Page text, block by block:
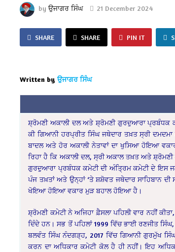
byਉਜਾਗਰ ਸਿੰਘ 21 December 2024
SHARE SHARE PIN IT
Written by ਉਜਾਗਰ ਸਿੰਘ
ਸ਼੍ਰੋਮਣੀ ਅਕਾਲੀ ਦਲ ਅਤੇ ਸ਼੍ਰੋਮਣੀ ਗੁਰਦੁਆਰਾ ਪ੍ਰਬੰਧਕ
ਕੀ ਗਿਆਨੀ ਹਰਪ੍ਰੀਤ ਸਿੰਘ ਜਥੇਦਾਰ ਤਖ਼ਤ ਸ੍ਰੀ
ਬਾਦਲ ਅਤੇ ਹੋਰ ਅਕਾਲੀ ਨੇਤਾਵਾਂ ਦਾ ਖੁਸਿਆ ਹੋਇਆ
ਰਿਹਾ ਹੈ ਕਿ ਅਕਾਲੀ ਦਲ, ਸ੍ਰੀ ਅਕਾਲ ਤਖ਼ਤ ਅਤੇ
ਗੁਰਦੁਆਰਾ ਪ੍ਰਬੰਧਕ ਕਮੇਟੀ ਦੀ ਅੰਤ੍ਰਿਮ ਕਮੇਟੀ ਦੇ ਇਸ
ਪੰਜ ਤਖ਼ਤਾਂ ਅਤੇ ਉਨ੍ਹਾਂ ‘ਤੇ ਸ਼ਸ਼ੋਵਤ ਜਥੇਦਾਰ ਸਾਹਿਬਾਨ
ਖੋਇਆ ਹੋਇਆ ਵਕਾਰ ਮੁੜ ਬਹਾਲ ਹੋਇਆ ਹੈ।
ਸ਼੍ਰੋਮਣੀ ਕਮੇਟੀ ਨੇ ਅਜਿਹਾ ਫ਼ੈਸਲਾ ਪਹਿਲੀ ਵਾਰ ਨਹੀਂ
ਦਿੰਦੇ ਹਨ। ਸਭ ਤੋਂ ਪਹਿਲਾਂ 1999 ਵਿੱਚ ਭਾਈ ਰਣਜੀਤ
ਬਲਵੰਤ ਸਿੰਘ ਨੰਦਗੜ੍ਹ, 2017 ਵਿੱਚ ਗਿਆਨੀ ਗੁਰਮੁੱਖ
ਕਰਨ ਦਾ ਅਧਿਕਾਰ ਕਮੇਟੀ ਕੋਲ ਹੈ ਹੀ ਨਹੀਂ। ਇਹ